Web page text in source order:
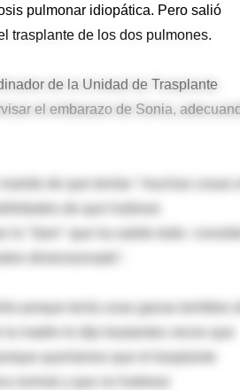
pulmonar idiopática. Pero salió
trasplante de los dos pulmones.
de la Unidad de Trasplante
el embarazo de Sonia,
lo "bien" que ha salido todo-
dimensionado".
porque tenía unas ganas terribles
madre le dijo bastantes veces que
queríamos que el trasplante
normal y que no hubiese